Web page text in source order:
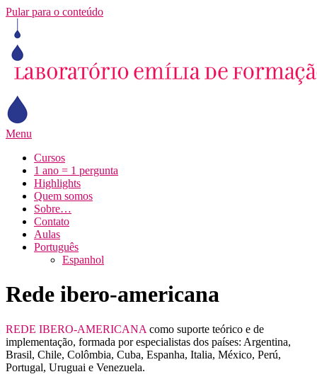
Pular para o conteúdo
Menu
Cursos
1 ano = 1 pergunta
Highlights
Quem somos
Sobre…
Contato
Aulas
Português
Espanhol
Rede ibero-americana
REDE IBERO-AMERICANA como suporte teórico e de
implementação, formada por especialistas dos países: Argentina,
Brasil, Chile, Colômbia, Cuba, Espanha, Italia, México, Perú,
Portugal, Uruguai e Venezuela.